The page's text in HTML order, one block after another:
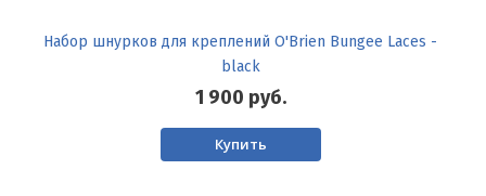
Набор шнурков для креплений O'Brien Bungee Laces -
black
1 900 руб.
Купить